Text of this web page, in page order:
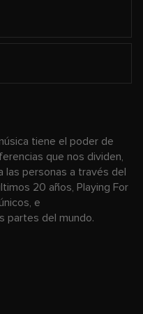
tiene el poder de
que nos dividen,
las personas a través del
20 años, Playing For
e
partes del mundo.